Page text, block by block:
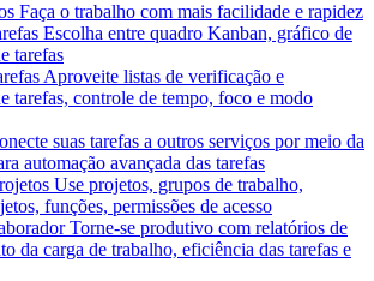
Faça o trabalho com mais facilidade e rapidez
Escolha entre quadro Kanban, gráfico de
tarefas
Aproveite listas de verificação e
tarefas, controle de tempo, foco e modo
suas tarefas a outros serviços por meio da
automação avançada das tarefas
Use projetos, grupos de trabalho,
funções, permissões de acesso
Torne-se produtivo com relatórios de
da carga de trabalho, eficiência das tarefas e